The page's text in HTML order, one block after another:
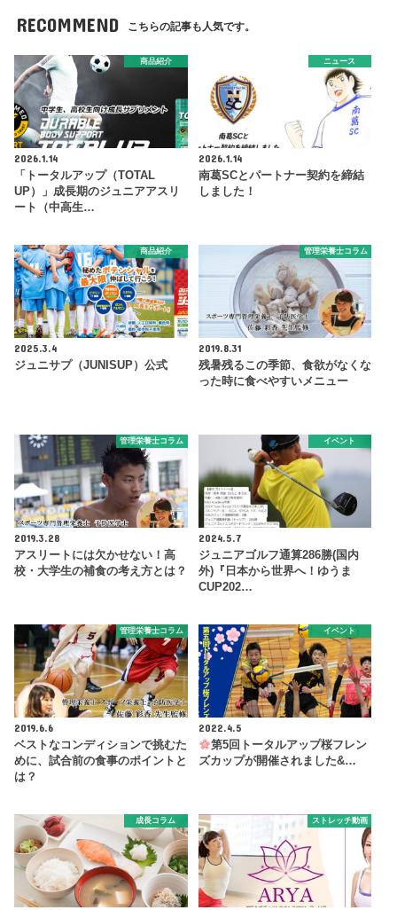
RECOMMEND こちらの記事も人気です。
商品紹介
2026.1.14
「トータルアップ（TOTAL
UP）」成長期のジュニアアスリ
ート（中高生…
ニュース
2026.1.14
南葛SCとパートナー契約を締結
しました！
商品紹介
2025.3.4
ジュニサプ（JUNISUP）公式
管理栄養士コラム
2019.8.31
残暑残るこの季節、食欲がなくな
った時に食べやすいメニュー
管理栄養士コラム
2019.3.28
アスリートには欠かせない！高
校・大学生の補食の考え方とは？
イベント
2024.5.7
ジュニアゴルフ通算286勝(国内
外)『日本から世界へ！ゆうま
CUP202…
管理栄養士コラム
2019.6.6
ベストなコンディションで挑むた
めに、試合前の食事のポイントと
は？
イベント
2022.4.5
第5回トータルアップ桜フレン
ズカップが開催されました&…
成長コラム ストレッチ動画